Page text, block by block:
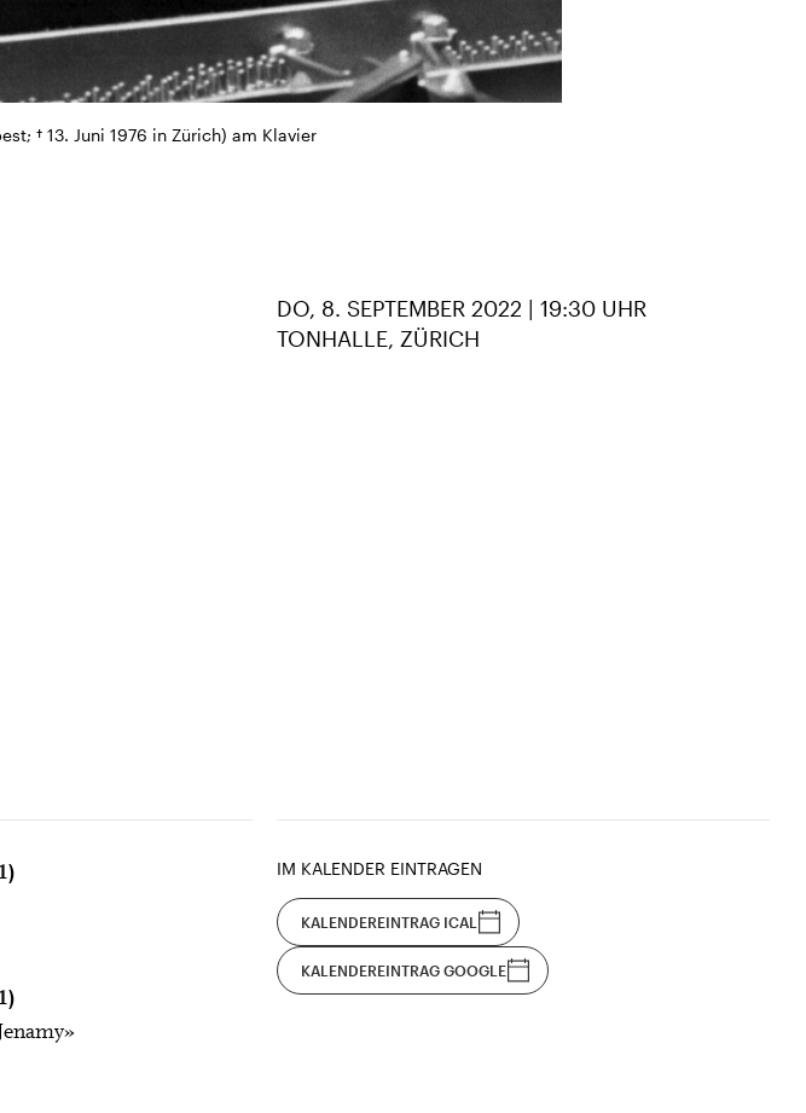
† 13. Juni 1976 in Zürich) am Klavier
DO, 8. SEPTEMBER 2022 | 19:30 UHR
TONHALLE, ZÜRICH
IM KALENDER EINTRAGEN
KALENDEREINTRAG ICAL
KALENDEREINTRAG GOOGLE